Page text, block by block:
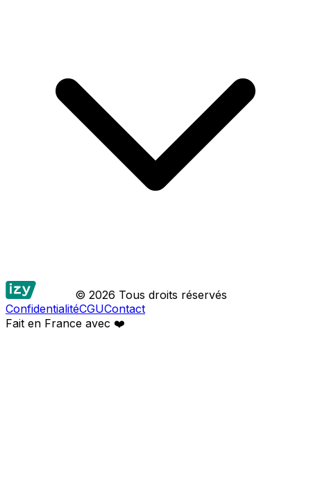
© 2026 Tous droits réservés
ConfidentialitéCGUContact
Fait en France avec ❤️